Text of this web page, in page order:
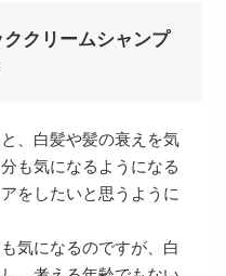
クリームシャンプ
、白髪や髪の衰えを気
も気になるようになる
をしたいと思うように
気になるのですが、白